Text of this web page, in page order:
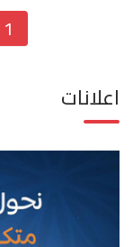
1
اعلانات